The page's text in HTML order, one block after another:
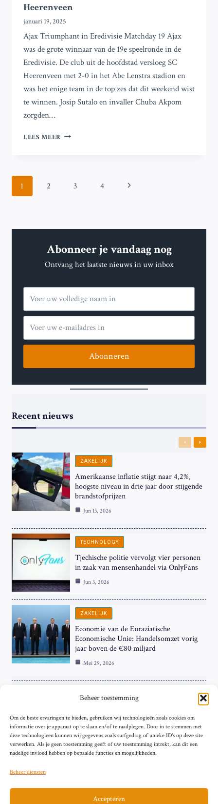
Beheer toestemming
Om de beste ervaringen te bieden, gebruiken wij technologieën zoals cookies om
informatie over je apparaat op te slaan en/of te raadplegen. Door in te stemmen met
deze technologieën kunnen wij gegevens zoals surfgedrag of unieke ID's op deze site
verwerken. Als je geen toestemming geeft of uw toestemming intrekt, kan dit een
nadelige invloed hebben op bepaalde functies en mogelijkheden.
Beheer diensten
Accepteren
Heerenveen
januari 19, 2025
Ajax Triumphant in Eredivisie Matchday 19 Ajax
was de grote winnaar van de 19e speelronde in de
Eredivisie. De club uit de hoofdstad versloeg SC
Heerenveen met 2-0 in het Abe Lenstra stadion en
was het enige team in de top zes dat dit weekend wist
te winnen. Josip Sutalo en invaller Chuba Akpom
zorgden…
LEES MEER AJAX
PSV
MET
2
OVERWINNING
IN
Paginanavigatie
1 2 3 4
Volgende
Abonneer je vandaag nog
Ontvang het laatste nieuws in uw inbox
Abonneren
Recent nieuws
Previous
Next
ZAKELIJK
Amerikaanse inflatie stijgt naar 4,2%,
hoogste niveau in drie jaar door stijgende
brandstofprijzen
Jun 13, 2026
TECHNOLOGY
Tjechische politie vervolgt vier personen
in zaak van mensenhandel via OnlyFans
Jun 3, 2026
ZAKELIJK
Economie van de Euraziatische
Economische Unie: Handelsomzet vorig
jaar boven de €80 miljard
Mei 29, 2026
ZAKELIJK
Hardnekkige Inflatie bij de ‘Grote Vier’
van de Eurozone
Mei 29, 2026